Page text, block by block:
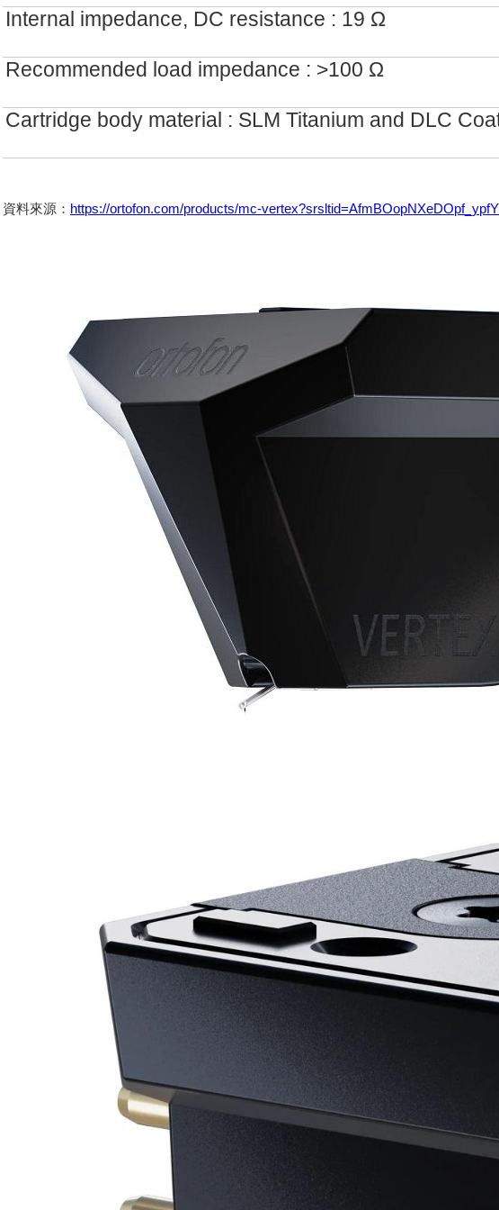
Internal impedance, DC resistance : 19 Ω
Recommended load impedance : >100 Ω
Cartridge body material : SLM Titanium and DLC
資料來源： https://ortofon.com/products/mc-